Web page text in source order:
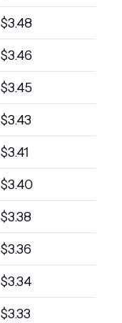
$3.48
$3.46
$3.45
$3.43
$3.41
$3.40
$3.38
$3.36
$3.34
$3.33